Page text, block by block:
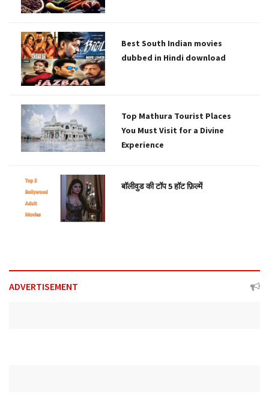
Best South Indian movies
dubbed in Hindi download
Top Mathura Tourist Places
You Must Visit for a Divine
Experience
बॉलीवुड की टॉप 5 हॉट फ़िल्में
ADVERTISEMENT